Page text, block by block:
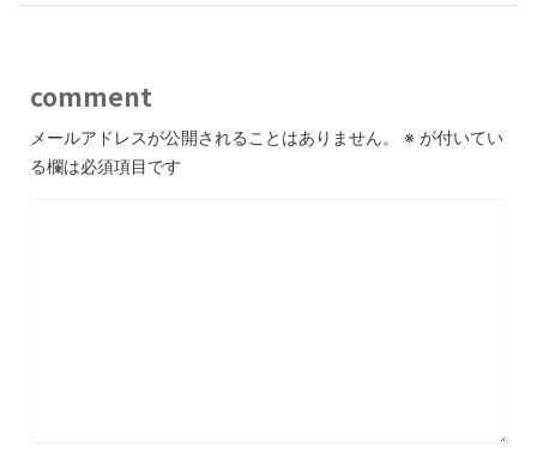
comment
メールアドレスが公開されることはありません。 ※ が付いてい
る欄は必須項目です